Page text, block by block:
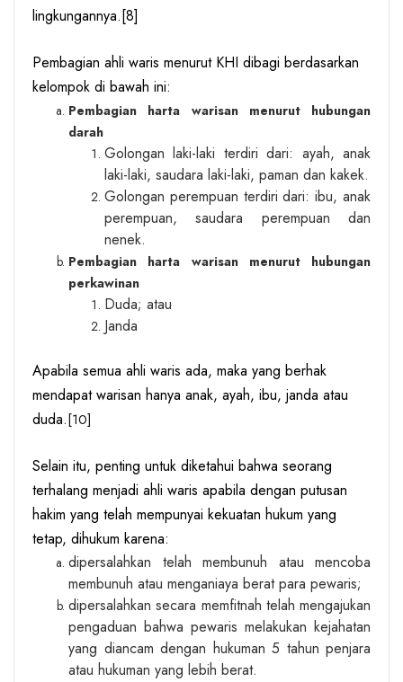
lingkungannya.[8]
Pembagian ahli waris menurut KHI dibagi berdasarkan
kelompok di bawah ini:
Pembagian harta warisan menurut hubungan
darah
Golongan laki-laki terdiri dari: ayah, anak
laki-laki, saudara laki-laki, paman dan kakek.
Golongan perempuan terdiri dari: ibu, anak
perempuan, saudara perempuan dan
nenek.
Pembagian harta warisan menurut hubungan
perkawinan
Duda; atau
Janda
Apabila semua ahli waris ada, maka yang berhak
mendapat warisan hanya anak, ayah, ibu, janda atau
duda.[10]
Selain itu, penting untuk diketahui bahwa seorang
terhalang menjadi ahli waris apabila dengan putusan
hakim yang telah mempunyai kekuatan hukum yang
tetap, dihukum karena:
dipersalahkan telah membunuh atau mencoba
membunuh atau menganiaya berat para pewaris;
dipersalahkan secara memfitnah telah mengajukan
pengaduan bahwa pewaris melakukan kejahatan
yang diancam dengan hukuman 5 tahun penjara
atau hukuman yang lebih berat.